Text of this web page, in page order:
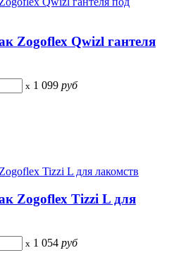
Zogoflex Qwizl гантеля
x 1 099 руб
Zogoflex Tizzi L для
x 1 054 руб